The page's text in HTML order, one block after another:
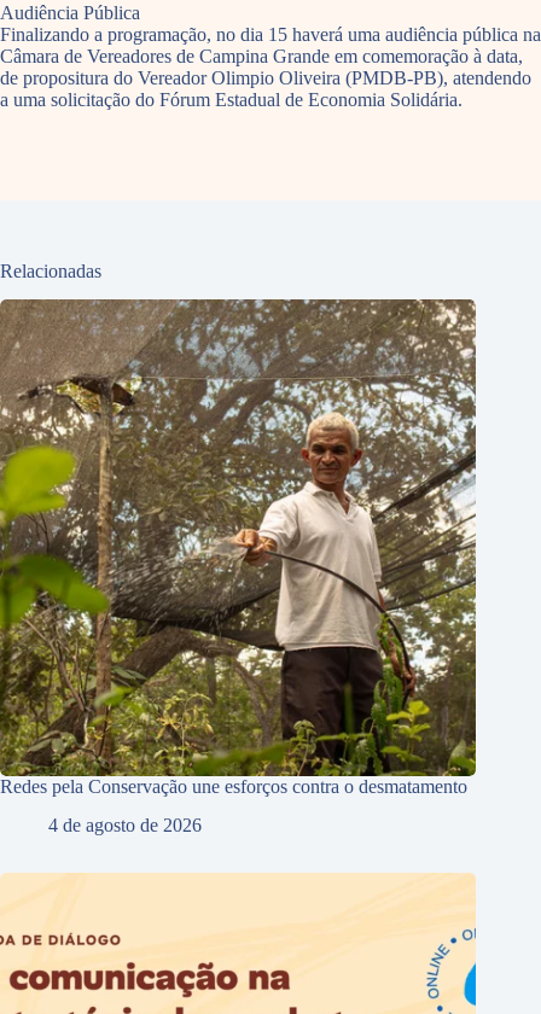
Audiência Pública
Finalizando a programação, no dia 15 haverá uma audiência pública na
Câmara de Vereadores de Campina Grande em comemoração à data,
de propositura do Vereador Olimpio Oliveira (PMDB-PB), atendendo
a uma solicitação do Fórum Estadual de Economia Solidária.
Relacionadas
Redes pela Conservação une esforços contra o desmatamento
4 de agosto de 2026